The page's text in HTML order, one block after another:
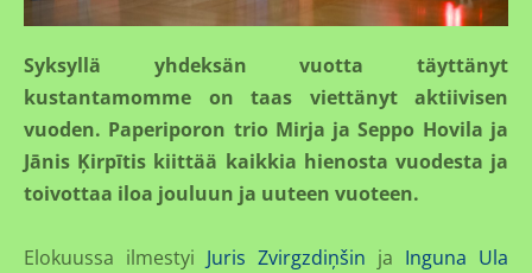
Syksyllä yhdeksän vuotta täyttänyt
kustantamomme on taas viettänyt aktiivisen
vuoden. Paperiporon trio Mirja ja Seppo Hovila ja
Jānis Ķirpītis kiittää kaikkia hienosta vuodesta ja
toivottaa iloa jouluun ja uuteen vuoteen.
Elokuussa ilmestyi Juris Zvirgzdiņšin ja Inguna Ula